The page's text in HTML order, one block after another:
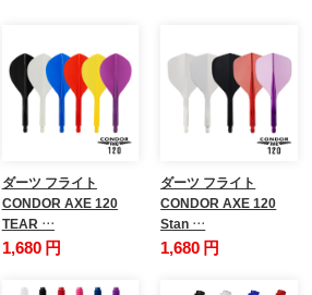
ダーツ フライト
CONDOR AXE 120
TEAR …
1,680 円
ダーツ フライト
CONDOR AXE 120
Stan …
1,680 円